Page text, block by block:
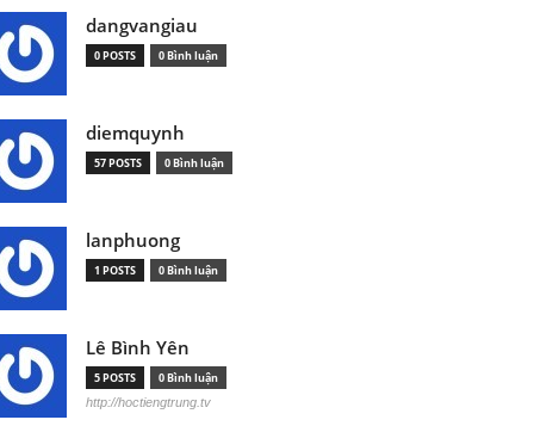
dangvangiau
0 POSTS 0 Bình luận
diemquynh
57 POSTS 0 Bình luận
lanphuong
1 POSTS 0 Bình luận
Lê Bình Yên
5 POSTS 0 Bình luận
http://hoctiengtrung.tv